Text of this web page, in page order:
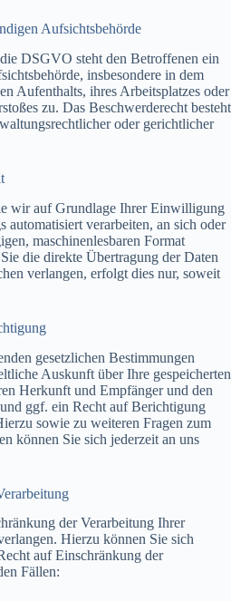
Aufsichts­behörde
DSGVO steht den Betroffenen ein
insbesondere in dem
Aufenthalts, ihres Arbeitsplatzes oder
zu. Das Beschwerderecht besteht
oder gerichtlicher
wir auf Grundlage Ihrer Einwilligung
automatisiert verarbeiten, an sich oder
maschinenlesbaren Format
die direkte Übertragung der Daten
verlangen, erfolgt dies nur, soweit
gesetzlichen Bestimmungen
Auskunft über Ihre gespeicherten
Herkunft und Empfänger und den
ggf. ein Recht auf Berichtigung
sowie zu weiteren Fragen zum
können Sie sich jederzeit an uns
der Verarbeitung Ihrer
Hierzu können Sie sich
auf Einschränkung der
Fällen: